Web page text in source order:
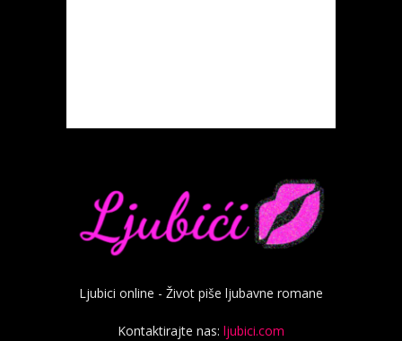
Ljubici online - Život piše ljubavne romane
Kontaktirajte nas: ljubici.com